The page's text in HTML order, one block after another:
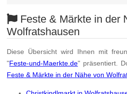
Feste & Märkte in der
Wolfratshausen
Diese Übersicht wird Ihnen mit
"Feste-und-Maerkte.de" präsentiert.
Feste & Märkte in der Nähe von